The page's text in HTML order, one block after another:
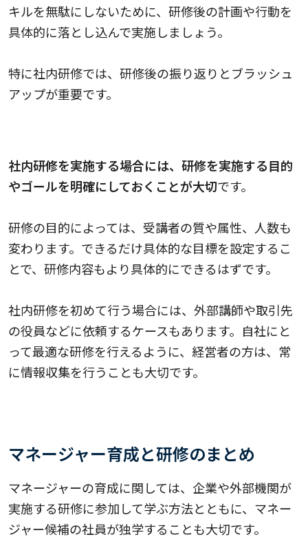
キルを無駄にしないために、研修後の計画や行動を
具体的に落とし込んで実施しましょう。
特に社内研修では、研修後の振り返りとブラッシュ
アップが重要です。
社内研修を実施する場合には、研修を実施する目的
やゴールを明確にしておくことが大切です。
研修の目的によっては、受講者の質や属性、人数も
変わります。できるだけ具体的な目標を設定するこ
とで、研修内容もより具体的にできるはずです。
社内研修を初めて行う場合には、外部講師や取引先
の役員などに依頼するケースもあります。自社にと
って最適な研修を行えるように、経営者の方は、常
に情報収集を行うことも大切です。
マネージャー育成と研修のまとめ
マネージャーの育成に関しては、企業や外部機関が
実施する研修に参加して学ぶ方法とともに、マネー
ジャー候補の社員が独学することも大切です。